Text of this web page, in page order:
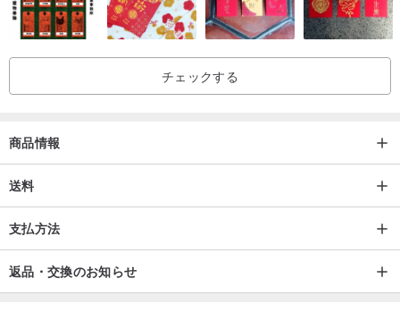
チェックする
商品情報
送料
支払方法
返品・交換のお知らせ